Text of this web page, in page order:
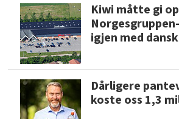
Kiwi måtte gi
igjen med
Dårligere
koste oss 1,3